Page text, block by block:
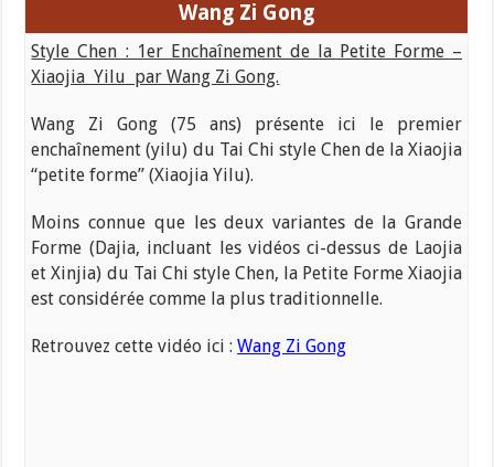
Wang Zi Gong
Style Chen : 1er Enchaînement de la Petite Forme –
Xiaojia Yilu par Wang Zi Gong.
Wang Zi Gong (75 ans) présente ici le premier
enchaînement (yilu) du Tai Chi style Chen de la Xiaojia
“petite forme” (Xiaojia Yilu).
Moins connue que les deux variantes de la Grande
Forme (Dajia, incluant les vidéos ci-dessus de Laojia
et Xinjia) du Tai Chi style Chen, la Petite Forme Xiaojia
est considérée comme la plus traditionnelle.
Retrouvez cette vidéo ici :Wang Zi Gong